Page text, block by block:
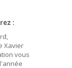
:
Xavier
vous